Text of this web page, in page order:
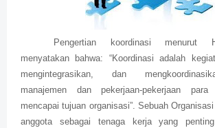
Pengertian koordinasi menurut
menyatakan bahwa: “Koordinasi adalah
mengintegrasikan, dan
manajemen dan pekerjaan-pekerjaan
mencapai tujuan organisasi”. Sebuah
anggota sebagai tenaga kerja yang